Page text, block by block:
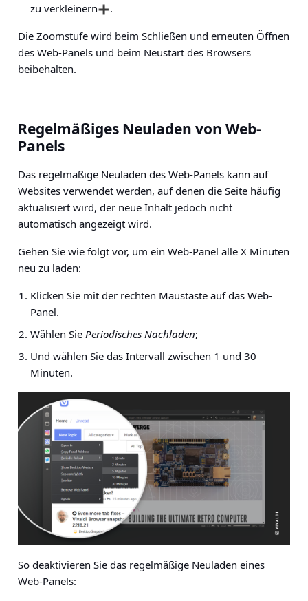
zu verkleinern
.
Die Zoomstufe wird beim Schließen und erneuten Öffnen
des Web-Panels und beim Neustart des Browsers
beibehalten.
Regelmäßiges Neuladen von Web-
Panels
Das regelmäßige Neuladen des Web-Panels kann auf
Websites verwendet werden, auf denen die Seite häufig
aktualisiert wird, der neue Inhalt jedoch nicht
automatisch angezeigt wird.
Gehen Sie wie folgt vor, um ein Web-Panel alle X Minuten
neu zu laden:
Klicken Sie mit der rechten Maustaste auf das Web-
Panel.
Wählen Sie Periodisches Nachladen;
Und wählen Sie das Intervall zwischen 1 und 30
Minuten.
So deaktivieren Sie das regelmäßige Neuladen eines
Web-Panels: